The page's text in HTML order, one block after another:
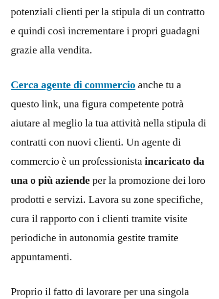
potenziali clienti per la stipula di un contratto
e quindi così incrementare i propri guadagni
grazie alla vendita.
Cerca agente di commercioanche tu a
questo link, una figura competente potrà
aiutare al meglio la tua attività nella stipula di
contratti con nuovi clienti. Un agente di
commercio è un professionistaincaricato da
una o più aziendeper la promozione dei loro
prodotti e servizi. Lavora su zone specifiche,
cura il rapporto con i clienti tramite visite
periodiche in autonomia gestite tramite
appuntamenti.
Proprio il fatto di lavorare per una singola